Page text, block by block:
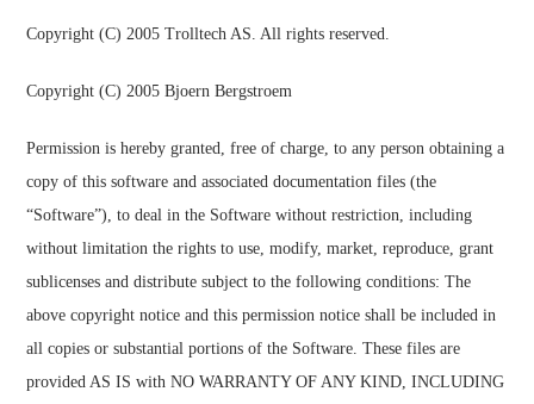
Copyright (C) 2005 Trolltech AS. All rights reserved.
Copyright (C) 2005 Bjoern Bergstroem
Permission is hereby granted, free of charge, to any person obtaining a
copy of this software and associated documentation files (the
“Software”), to deal in the Software without restriction, including
without limitation the rights to use, modify, market, reproduce, grant
sublicenses and distribute subject to the following conditions: The
above copyright notice and this permission notice shall be included in
all copies or substantial portions of the Software. These files are
provided AS IS with NO WARRANTY OF ANY KIND, INCLUDING